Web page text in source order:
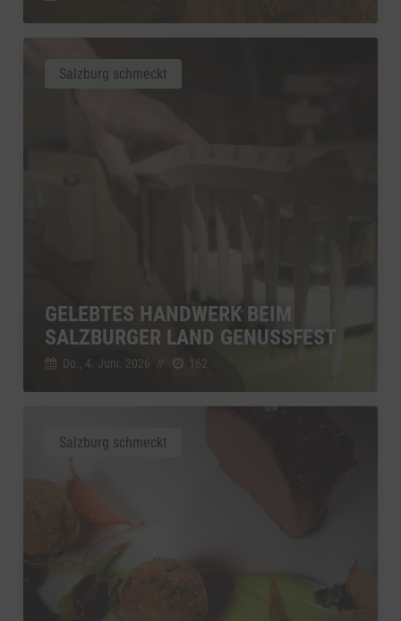
GELEBTES HANDWERK BEIM
SALZBURGER LAND GENUSSFEST
Do., 4. Juni. 2026 // 162
Salzburg schmeckt
Salzburg schmeckt